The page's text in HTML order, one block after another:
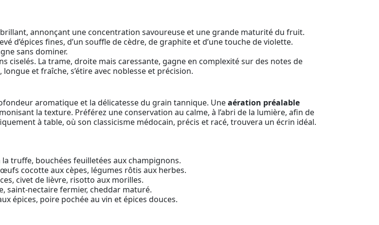
annonçant une concentration savoureuse et une grande maturité du fruit.
d’épices fines, d’un souffle de cèdre, de graphite et d’une touche de violette.
sans dominer.
ciselés. La trame, droite mais caressante, gagne en complexité sur des notes de
et fraîche, s’étire avec noblesse et précision.
aromatique et la délicatesse du grain tannique. Uneaération préalable
la texture. Préférez une conservation au calme, à l’abri de la lumière, afin de
à table, où son classicisme médocain, précis et racé, trouvera un écrin idéal.
truffe, bouchées feuilletées aux champignons.
cocotte aux cèpes, légumes rôtis aux herbes.
civet de lièvre, risotto aux morilles.
saint-nectaire fermier, cheddar maturé.
épices, poire pochée au vin et épices douces.